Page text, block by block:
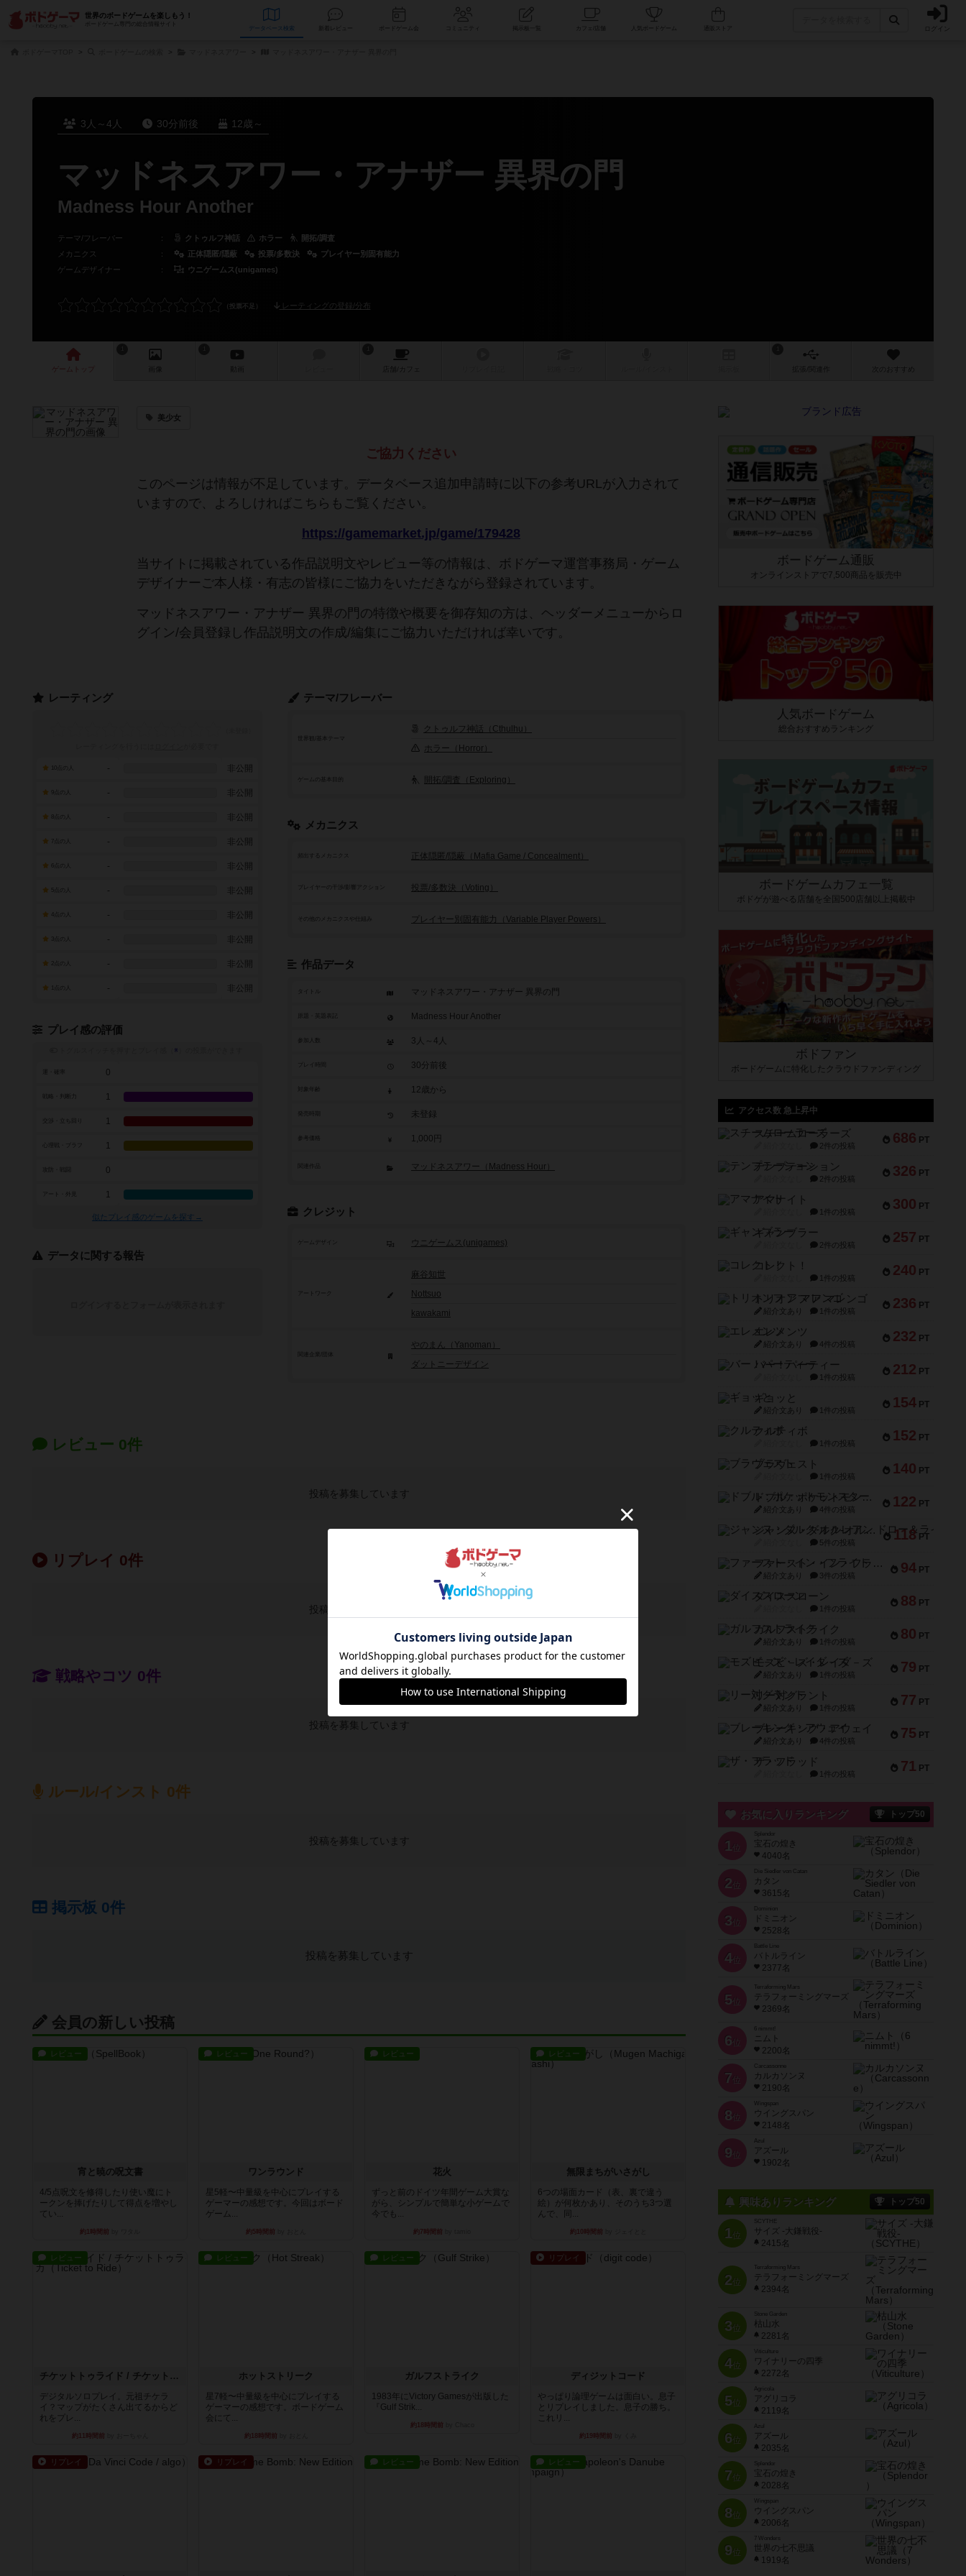
世界のボードゲームを楽しもう！
ボードゲーム専門の総合情報サイト
データベース コミュニティ 人気ボードゲーム ログイン
3人～4人 30分前後 12歳～
マッドネスアワー・アナザー 異界の門
Madness Hour Another
テーマ/フレーバー ： クトゥルフ神話 ホラー
開拓/調査
メカニクス
： 正体隠匿/隠蔽 投票/多数決
プレイヤー別固有能力
ゲームデザイナー
： ウニゲームス(unigames)
レーティングの登録/分布
ゲーム 画像 店舗/ カフェ 作 次のおすすめ
美少女
ご協力ください
このページは情報が不足しています。データベース追加申請時に以下の参考URLが入力されて
いますので、よろしければこちらもご覧ください。
https://gamemarket.jp/game/179428
当サイトに掲載されている作品説明文やレビュー等の情報は、ボドゲーマ運営事務局・ゲーム
デザイナーご本人様・有志の皆様にご協力をいただきながら登録されています。
マッドネスアワー・アナザー 異界の門の特徴や概要を御存知の方は、ヘッダーメニューからロ
グイン/会員登録し作品説明文の作成/編集にご協力いただければ幸いです。
テーマ/フレーバー
世界観/基本テーマ
クトゥルフ神話（Cthulhu）
ホラー（Horror）
ゲームの基本目的 開拓/調査（Exploring）
メカニクス
頻出するメカニクス 正体隠匿/隠蔽（Mafia Game / Concealment）
プレイヤーの干渉/影響アクション 投票/多数決（Voting）
その他のメカニクスや仕組み プレイヤー別固有能力（Variable Player Powers）
作品データ
タイトル マッドネスアワー・アナザー 異界の門
Madness Hour Another
参加人数 3人～4人
30分前後
12歳から
未登録
参考価格 1,000円
関連作品 マッドネスアワー（Madness Hour）
クレジット
ゲームデザイン ウニゲームス(unigames)
アートワーク
麻谷知世
Nottsuo
kawakami
やのまん（Yanoman）
ダットニーデザイン
レーティング
- 非公開
- 非公開
- 非公開
7点の人 - 非公開
- 非公開
- 非公開
- 非公開
- 非公開
- 非公開
- 非公開
プレイ感の評価
※
0
戦略・判断力 1
1
1
0
アート・外見 1
似たプレイ感のゲームを探す→
データに関する報告
レビュー 0件
投稿を募集しています
リプレイ 0件
投稿を募集しています
戦略やコツ 0件
投稿を募集しています
ルール/インスト 0件
投稿を募集しています
掲示板 0件
投稿を募集しています
会員の新しい投稿
レビュー
宵と暁の呪文書
4/5点呪文を修得したり使い魔にト
ークンを捧げたりして得点を増やし
てい...
約1時間前
レビュー
ワンラウンド
星5軽〜中量級を中心にプレイする
ゲーマーの感想です。今回はボード
ゲーム...
約5時間前
レビュー
花火
ずっと前のドイツ年間ゲーム大賞な
がら、シンプルで簡単な小ゲームで
今でも...
約7時間前
レビュー
無限まちがいさがし
6つの場面カード（表、裏で違う
絵）が何枚かあり、そのうち3つ選
んで、同...
約10時間前
レビュー
チケットトゥライド / チケットトゥライドアメリカ
デジタルソロプレイ。元祖チケラ
イ？マップがたくさん出てるからど
れをプレ...
約11時間前
レビュー
ホットストリーク
星7軽〜中量級を中心にプレイする
ゲーマーの感想です。ボードゲーム
会にて...
約18時間前
レビュー
ガルフストライク
1983年にVictory Gamesが出版した
『Gulf Strik...
約18時間前
リプレイ
ディジットコード
やっぱり論理ゲームは面白い。息子
とリプレイしました。息子の勝ち。
これリ...
約19時間前
リプレイ リプレイ レビュー レビュー
ボードゲーム通販
オンラインストアで7,500商品を販売中
人気ボードゲーム
総合おすすめランキング
ボードゲームカフェ一覧
ボドゲが遊べる店舗を全国500店舗以上掲載中
ボドファン
ボードゲームに特化したクラウドファンディング
アクセス数 急上昇中
686 PT
スチームローラーズ
2件の投稿
326 PT
テンプテーション
2件の投稿
300 PT
アマナイト
1件の投稿
257 PT
ギャンブラー
2件の投稿
240 PT
コレクト！
1件の投稿
236 PT
トリオンフ ア マレンゴ
紹介文あり 1件の投稿
232 PT
エレメンツ
紹介文あり 4件の投稿
212 PT
バー！パーティー
1件の投稿
154 PT
ギョッと
紹介文あり 1件の投稿
152 PT
クルティボ
1件の投稿
140 PT
ブラヴェスト
1件の投稿
122 PT
ドブル：ポケットモンスター
紹介文あり 4件の投稿
118 PT
ジャンヌ・ダルク-オルレアン ドロー＆ライト
5件の投稿
94 PT
ファースト・イン・フライト
紹介文あり 3件の投稿
88 PT
ダイススローン
1件の投稿
80 PT
ガルフストライク
紹介文あり 1件の投稿
79 PT
モズビ－ズ・レイダ－ズ
紹介文あり 1件の投稿
77 PT
リー対グラント
紹介文あり 1件の投稿
75 PT
ブレーキング・アウェイ
紹介文あり 4件の投稿
71 PT
ザ・フラッド
1件の投稿
お気に入りランキング トップ50
1 位
宝石の煌き
4040名
2 位
Die Siedler von Catan
カタン
3615名
3 位
ドミニオン
2528名
4位
Battle Line
バトルライン
2377名
5 位
Terraforming Mars
テラフォーミングマーズ
2369名
6 位
ニムト
2200名
7 位
Carcassonne
カルカソンヌ
2190名
8 位
Wingspan
ウイングスパン
2148名
9 位
Azul
アズール
1902名
興味ありランキング トップ50
1位
SCYTHE
サイズ -大鎌戦役-
2415名
2位
Terraforming Mars
テラフォーミングマーズ
2394名
3位
Stone Garden
枯山水
2281名
4位
Viticulture
ワイナリーの四季
2272名
5位
Agricola
アグリコラ
2119名
6位
Azul
アズール
2035名
7位
宝石の煌き
2028名
8位
Wingspan
ウイングスパン
2006名
9位
7 Wonders
世界の七不思議
1919名